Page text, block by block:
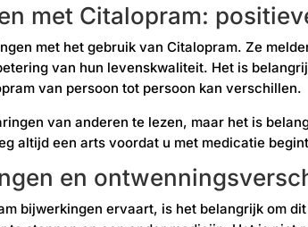
met Citalopram:
met het gebruik van Citalopram. Ze
van hun levenskwaliteit. Het is
van persoon tot persoon kan verschillen.
van anderen te lezen, maar het is
altijd een arts voordat u met medicatie
en
bijwerkingen ervaart, is het belangrijk om